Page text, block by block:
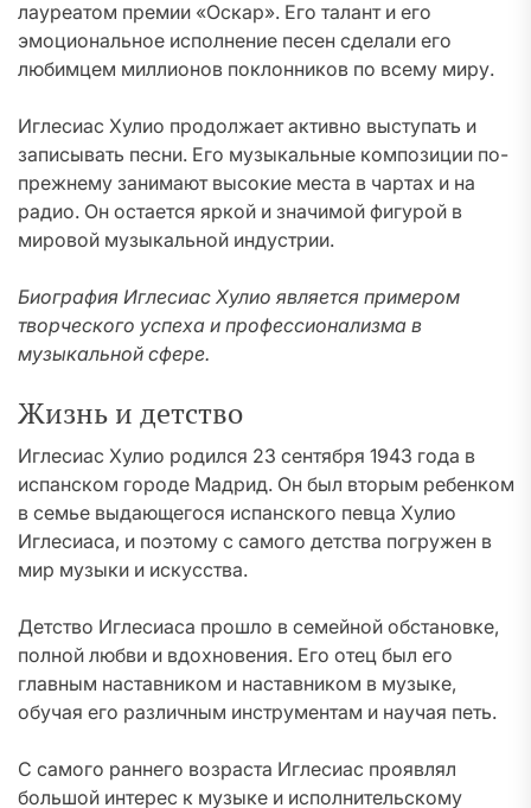
лауреатом премии «Оскар». Его талант и его
эмоциональное исполнение песен сделали его
любимцем миллионов поклонников по всему миру.
Иглесиас Хулио продолжает активно выступать и
записывать песни. Его музыкальные композиции по-
прежнему занимают высокие места в чартах и на
радио. Он остается яркой и значимой фигурой в
мировой музыкальной индустрии.
Биография Иглесиас Хулио является примером
творческого успеха и профессионализма в
музыкальной сфере.
Жизнь и детство
Иглесиас Хулио родился 23 сентября 1943 года в
испанском городе Мадрид. Он был вторым ребенком
в семье выдающегося испанского певца Хулио
Иглесиаса, и поэтому с самого детства погружен в
мир музыки и искусства.
Детство Иглесиаса прошло в семейной обстановке,
полной любви и вдохновения. Его отец был его
главным наставником и наставником в музыке,
обучая его различным инструментам и научая петь.
С самого раннего возраста Иглесиас проявлял
большой интерес к музыке и исполнительскому